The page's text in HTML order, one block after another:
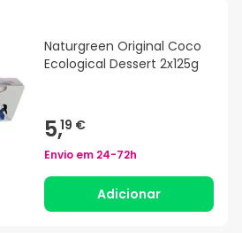
Naturgreen Original Coco
Ecological Dessert 2x125g
5,19 €
Envio em 24-72h
Adicionar